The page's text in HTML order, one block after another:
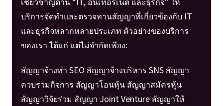
บริการจัดทำและตรวจทานสัญญาที่เกี่ยวข้องกับ IT
และธุรกิจหลากหลายประเภท ตัวอย่างของบริการ
ของเรา ได้แก่ แต่ไม่จำกัดเพียง:
สัญญาจ้างทำ SEO สัญญาจ้างบริหาร SNS สัญญา
ควบรวมกิจการ สัญญาโอนหุ้น สัญญาสมัครหุ้น
สัญญาวิจัยร่วม สัญญา Joint Venture สัญญาให้